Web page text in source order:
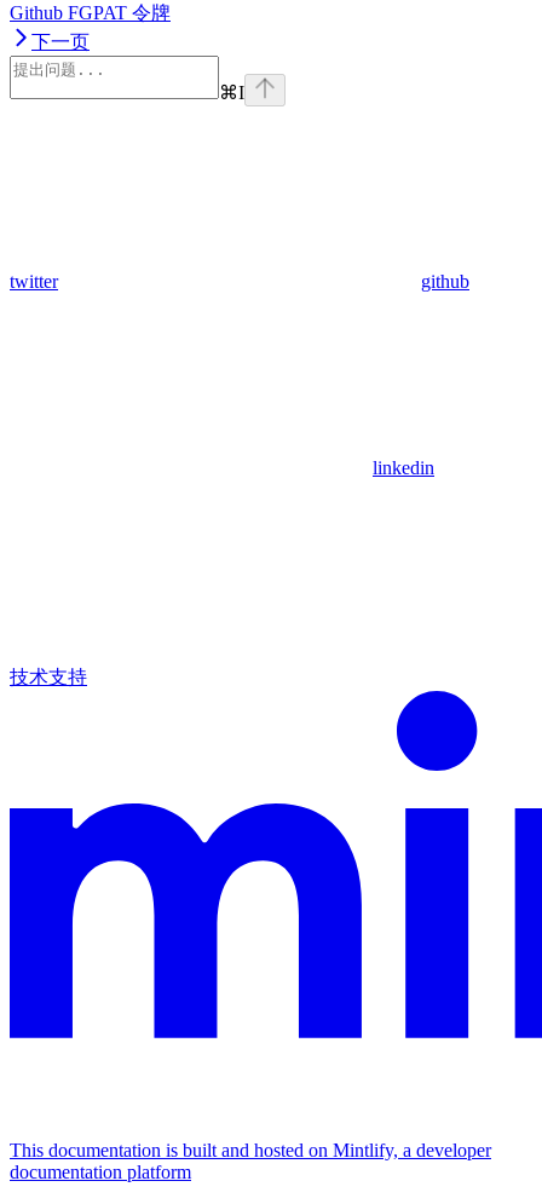
Github FGPAT 令牌
下一页
⌘I
twitter github
linkedin
技术支持
This documentation is built and hosted on Mintlify, a developer
documentation platform